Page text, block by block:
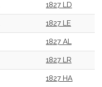
1827 LD
1827 LE
1827 AL
1827 LR
1827 HA